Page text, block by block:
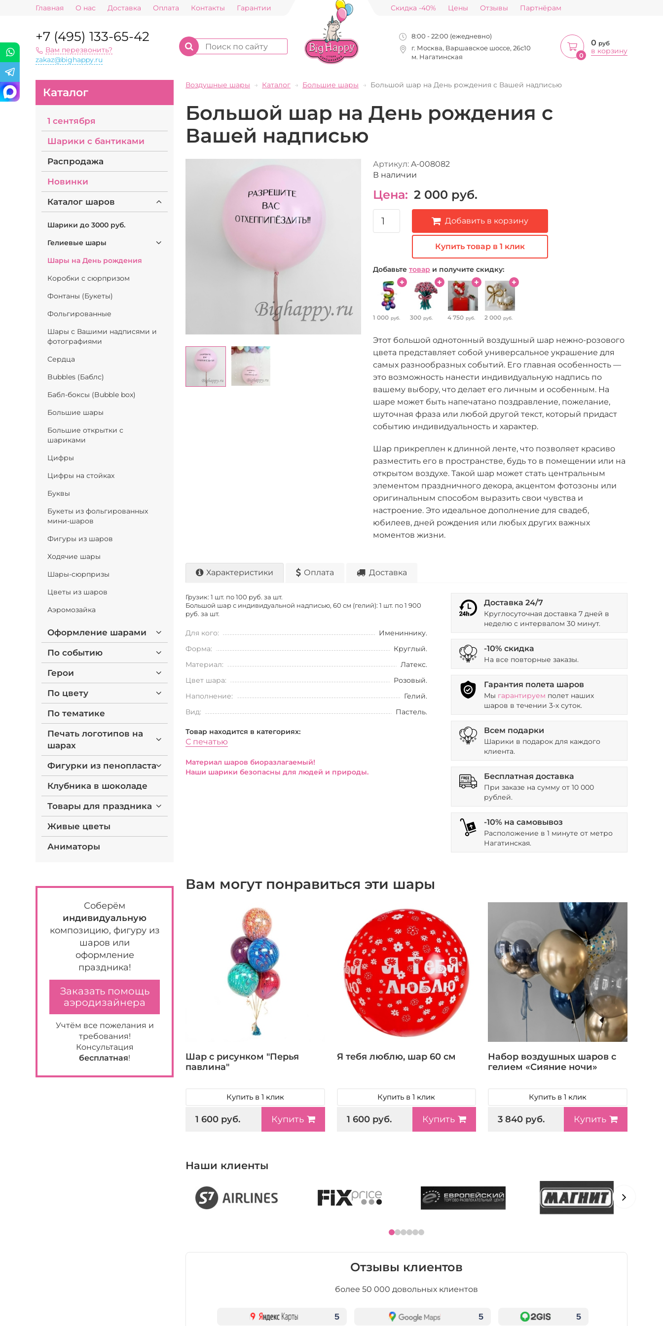
Главная О нас Доставка Оплата Контакты Гарантии Скидка -40% Цены Отзывы Партнёрам
+7 (495) 133-65-42
Вам перезвонить?
zakaz@bighappy.ru
8:00 - 22:00 (ежедневно)
г. Москва, Варшавское шоссе, 26с10
м. Нагатинская
0
0 руб
в корзину
Каталог
1 сентября
Шарики с бантиками
Распродажа
Новинки
Каталог шаров
Шарики до 3000 руб.
Гелиевые шары
Шары на День рождения
Коробки с сюрпризом
Фонтаны (Букеты)
Фольгированные
Шары с Вашими надписями и
фотографиями
Сердца
Bubbles (Баблс)
Бабл-боксы (Bubble box)
Большие шары
Большие открытки с
шариками
Цифры
Цифры на стойках
Буквы
Букеты из фольгированных
мини-шаров
Фигуры из шаров
Ходячие шары
Шары-сюрпризы
Цветы из шаров
Аэромозайка
Оформление шарами
По событию
Герои
По цвету
По тематике
Печать логотипов на
шарах
Фигурки из пенопласта
Клубника в шоколаде
Товары для праздника
Живые цветы
Аниматоры
Соберём
индивидуальную
композицию, фигуру из
шаров или
оформление
праздника!
Заказать помощь
аэродизайнера
Учтём все пожелания и
требования!
Консультация
бесплатная!
Воздушные шары Каталог Большие шары Большой шар на День рождения с Вашей надписью
Большой шар на День рождения с
Вашей надписью
Артикул: A-008082
В наличии
Цена: 2 000 руб.
Добавить в корзину
Купить товар в 1 клик
Добавьте товар и получите скидку:
1 000 руб. 300 руб. 4 750 руб. 2 000 руб.
Этот большой однотонный воздушный шар нежно-розового
цвета представляет собой универсальное украшение для
самых разнообразных событий. Его главная особенность —
это возможность нанести индивидуальную надпись по
вашему выбору, что делает его личным и особенным. На
шаре может быть напечатано поздравление, пожелание,
шуточная фраза или любой другой текст, который придаст
событию индивидуальность и характер.
Шар прикреплен к длинной ленте, что позволяет красиво
разместить его в пространстве, будь то в помещении или на
открытом воздухе. Такой шар может стать центральным
элементом праздничного декора, акцентом фотозоны или
оригинальным способом выразить свои чувства и
настроение. Это идеальное дополнение для свадеб,
юбилеев, дней рождения или любых других важных
моментов жизни.
Характеристики Оплата Доставка
Грузик: 1 шт. по 100 руб. за шт.
Большой шар с индивидуальной надписью, 60 см (гелий): 1 шт. по 1 900
руб. за шт.
Для кого:
Имениннику.
Форма:
Круглый.
Материал:
Латекс.
Цвет шара:
Розовый.
Наполнение:
Гелий.
Вид:
Пастель.
Товар находится в категориях:
С печатью
Материал шаров биоразлагаемый!
Наши шарики безопасны для людей и природы.
Доставка 24/7
Круглосуточная доставка 7 дней в
неделю с интервалом 30 минут.
-10% скидка
На все повторные заказы.
Гарантия полета шаров
Мы гарантируем полет наших
шаров в течении 3-х суток.
Всем подарки
Шарики в подарок для каждого
клиента.
Бесплатная доставка
При заказе на сумму от 10 000
рублей.
-10% на самовывоз
Расположение в 1 минуте от метро
Нагатинская.
Вам могут понравиться эти шары
Шар с рисунком "Перья
павлина"
Купить в 1 клик
1 600 руб. Купить
Я тебя люблю, шар 60 см
Купить в 1 клик
1 600 руб. Купить
Набор воздушных шаров с
гелием «Сияние ночи»
Купить в 1 клик
3 840 руб. Купить
Наши клиенты
Отзывы клиентов
более 50 000 довольных клиентов
5 5 5